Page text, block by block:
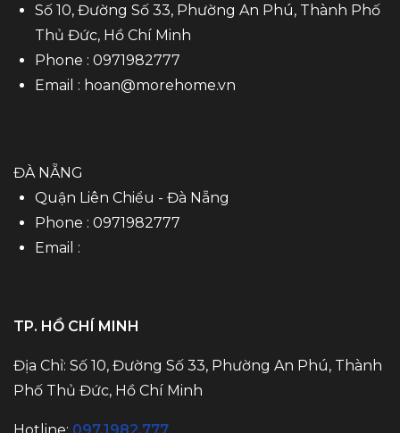
Số 10, Đường Số 33, Phường An Phú, Thành Phố
Thủ Đức, Hồ Chí Minh
Phone : 0971982777
Email : hoan@morehome.vn
ĐÀ NẴNG
Quận Liên Chiểu - Đà Nẵng
Phone : 0971982777
Email :
TP. HỒ CHÍ MINH
Địa Chỉ: Số 10, Đường Số 33, Phường An Phú, Thành
Phố Thủ Đức, Hồ Chí Minh